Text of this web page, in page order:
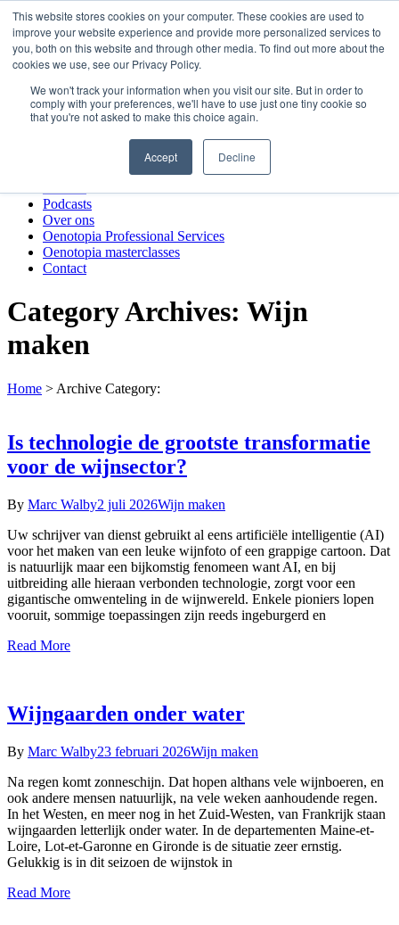
This website stores cookies on your computer. These cookies are used to
improve your website experience and provide more personalized services to
you, both on this website and through other media. To find out more about the
cookies we use, see our Privacy Policy.
We won't track your information when you visit our site. But in order to
comply with your preferences, we'll have to use just one tiny cookie so
that you're not asked to make this choice again.
Accept Decline
Skip
to
contentOenotopia
Nieuws
Over ons
Oenotopia Professional Services
Oenotopia masterclasses
Podcasts
Over ons
Oenotopia Professional Services
Oenotopia masterclasses
Contact
Category Archives: Wijn
maken
Home > Archive Category:
Is technologie de grootste transformatie
voor de wijnsector?
By Marc Walby2 juli 2026Wijn maken
Uw schrijver van dienst gebruikt al eens artificiële intelligentie (AI)
voor het maken van een leuke wijnfoto of een grappige cartoon. Dat
is natuurlijk maar een bijkomstig fenomeen want AI, en bij
uitbreiding alle hieraan verbonden technologie, zorgt voor een
gigantische omwenteling in de wijnwereld. Enkele pioniers lopen
vooruit, sommige toepassingen zijn reeds ingeburgerd en
Read More
Wijngaarden onder water
By Marc Walby23 februari 2026Wijn maken
Na regen komt zonneschijn. Dat hopen althans vele wijnboeren, en
ook andere mensen natuurlijk, na vele weken aanhoudende regen.
In het Westen, en meer nog in het Zuid-Westen, van Frankrijk staan
wijngaarden letterlijk onder water. In de departementen Maine-et-
Loire, Lot-et-Garonne en Gironde is de situatie zeer ernstig.
Gelukkig is in dit seizoen de wijnstok in
Read More